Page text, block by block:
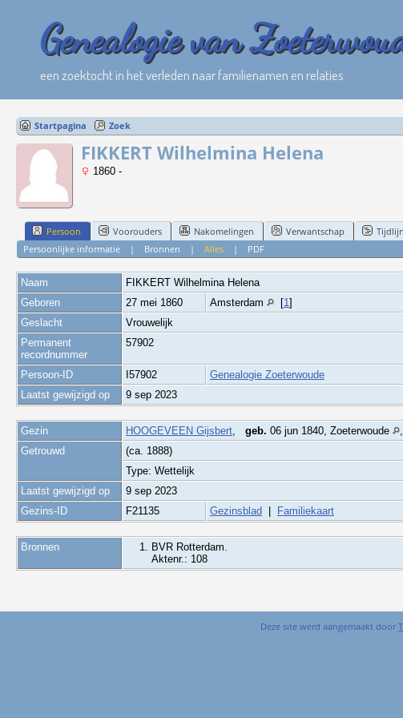
Genealogie van
een zoektocht in het verleden naar familienamen en relaties
Startpagina Zoek
FIKKERT Wilhelmina Helena
1860 -
Persoon Voorouders Nakomelingen Verwantschap Tijdlijn
Persoonlijke informatie| Bronnen | Alles| PDF
Naam FIKKERT Wilhelmina Helena
Geboren
27 mei 1860 Amsterdam [1]
Geslacht
Vrouwelijk
Permanent
recordnummer
57902
Persoon-ID I57902
Genealogie Zoeterwoude
Laatst gewijzigd op
9 sep 2023
Gezin HOOGEVEEN Gijsbert, geb. 06 jun 1840, Zoeterwoude
Getrouwd
(ca. 1888)
Type: Wettelijk
Laatst gewijzigd op
9 sep 2023
Gezins-ID
F21135 Gezinsblad Familiekaart
Bronnen
BVR Rotterdam.
Aktenr.: 108
Deze site werd aangemaakt door